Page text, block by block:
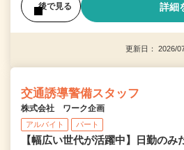
後で見る 詳細
更新日： 2026/
交通誘導警備スタッフ
株式会社 ワーク企画
アルバイト パート
【幅広い世代が活躍中】日勤の